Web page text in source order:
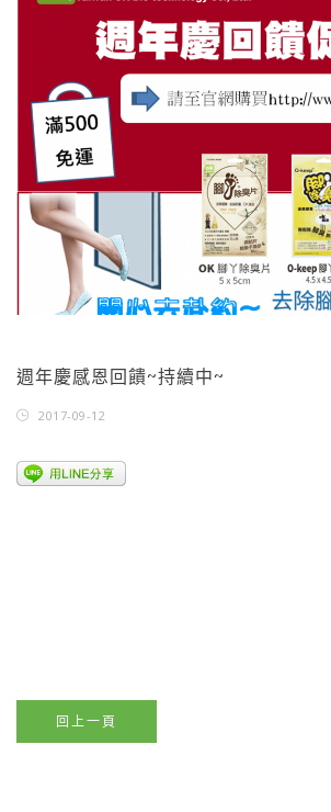
週年慶感恩回饋~持續中~
2017-09-12
回上一頁